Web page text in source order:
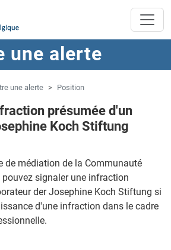
une alerte
une alerte Position
présumée d'un
Koch Stiftung
de médiation de la Communauté
signaler une infraction
der Josephine Koch Stiftung si
d'une infraction dans le cadre